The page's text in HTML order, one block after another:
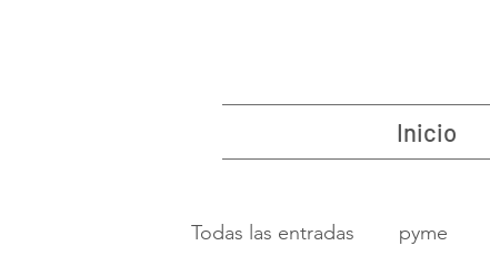
Inicio
Todas las entradas pyme